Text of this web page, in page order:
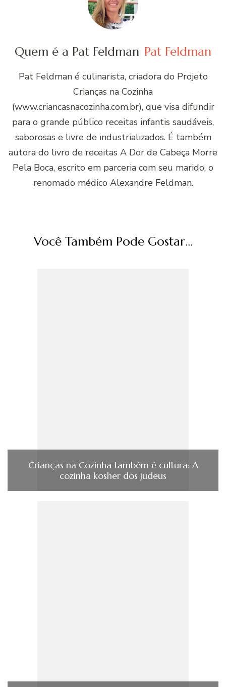
Quem é a Pat Feldman Pat Feldman
Pat Feldman é culinarista, criadora do Projeto
Crianças na Cozinha
(www.criancasnacozinha.com.br), que visa difundir
para o grande público receitas infantis saudáveis,
saborosas e livre de industrializados. É também
autora do livro de receitas A Dor de Cabeça Morre
Pela Boca, escrito em parceria com seu marido, o
renomado médico Alexandre Feldman.
Você Também Pode Gostar...
Crianças na Cozinha também é cultura: A
cozinha kosher dos judeus